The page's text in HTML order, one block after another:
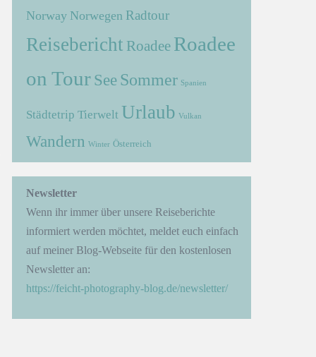
Norway Norwegen Radtour
Reisebericht Roadee Roadee
on Tour See Sommer Spanien
Städtetrip Tierwelt Urlaub Vulkan
Wandern Winter Österreich
Newsletter
Wenn ihr immer über unsere Reiseberichte
informiert werden möchtet, meldet euch einfach
auf meiner Blog-Webseite für den kostenlosen
Newsletter an:
https://feicht-photography-blog.de/newsletter/